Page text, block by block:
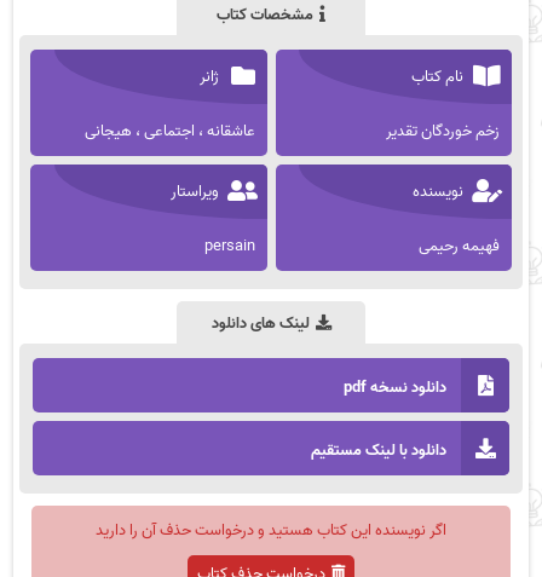
مشخصات کتاب
نام کتاب
زخم خوردگان تقدیر
ژانر
عاشقانه ، اجتماعی ، هیجانی
نویسنده
فهیمه رحیمی
ویراستار
persain
لینک های دانلود
دانلود نسخه pdf
دانلود با لینک مستقیم
اگر نویسنده این کتاب هستید و درخواست حذف آن را دارید